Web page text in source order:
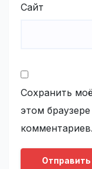
Сайт
Сохранить
этом
комментариев.